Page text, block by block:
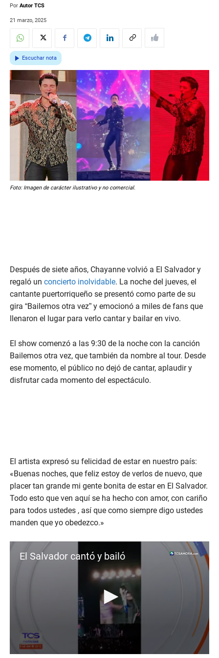
Por Autor TCS
21 marzo, 2025
Escuchar nota
Foto: Imagen de carácter ilustrativo y no comercial.
Después de siete años, Chayanne volvió a El Salvador y
regaló un concierto inolvidable. La noche del jueves, el
cantante puertorriqueño se presentó como parte de su
gira “Bailemos otra vez” y emocionó a miles de fans que
llenaron el lugar para verlo cantar y bailar en vivo.
El show comenzó a las 9:30 de la noche con la canción
Bailemos otra vez, que también da nombre al tour. Desde
ese momento, el público no dejó de cantar, aplaudir y
disfrutar cada momento del espectáculo.
El artista expresó su felicidad de estar en nuestro país:
«Buenas noches, que feliz estoy de verlos de nuevo, que
placer tan grande mi gente bonita de estar en El Salvador.
Todo esto que ven aquí se ha hecho con amor, con cariño
para todos ustedes , así que como siempre digo ustedes
manden que yo obedezco.»
El Salvador cantó y bailó